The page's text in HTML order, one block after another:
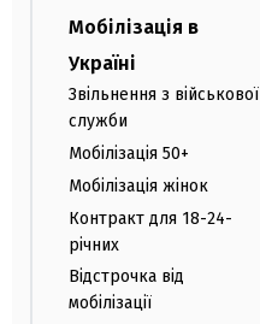
Мобілізація в
Україні
Звільнення з військової
служби
Мобілізація 50+
Мобілізація жінок
Контракт для 18-24-
річних
Відстрочка від
мобілізації